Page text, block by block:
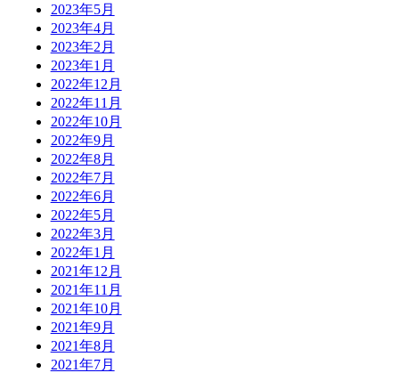
2023年5月
2023年4月
2023年2月
2023年1月
2022年12月
2022年11月
2022年10月
2022年9月
2022年8月
2022年7月
2022年6月
2022年5月
2022年3月
2022年1月
2021年12月
2021年11月
2021年10月
2021年9月
2021年8月
2021年7月